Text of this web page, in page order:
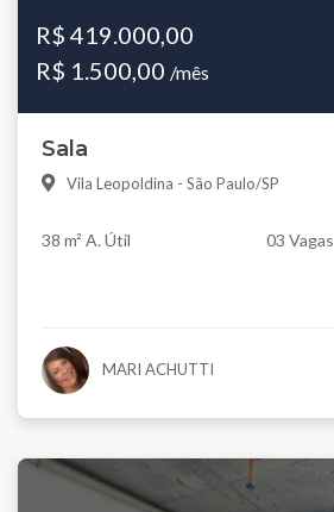
R$ 419.000,00
R$ 1.500,00 /mês
Sala
Vila Leopoldina - São Paulo/SP
38 m² A. Útil 03 Vagas
MARI ACHUTTI